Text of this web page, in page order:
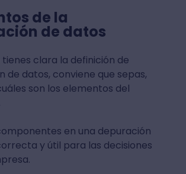
de la
de datos
clara la definición de
de datos, conviene que sepas,
son los elementos del
en una depuración
y útil para las decisiones